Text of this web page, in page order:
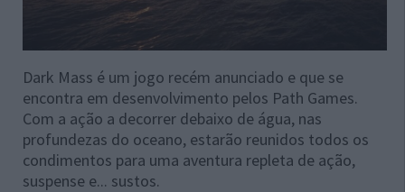
Dark Mass é um jogo recém anunciado e que se
encontra em desenvolvimento pelos Path Games.
Com a ação a decorrer debaixo de água, nas
profundezas do oceano, estarão reunidos todos os
condimentos para uma aventura repleta de ação,
suspense e... sustos.